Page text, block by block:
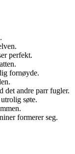
perfekt.
fornøyde.
det andre parr fugler.
søte.
formerer seg.